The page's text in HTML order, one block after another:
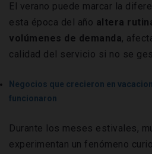
El verano puede marcar la
esta época del año altera
volúmenes de demanda,
calidad del servicio si no se
Negocios que crecieron en
funcionaron
Durante los meses estivales,
experimentan un fenómeno